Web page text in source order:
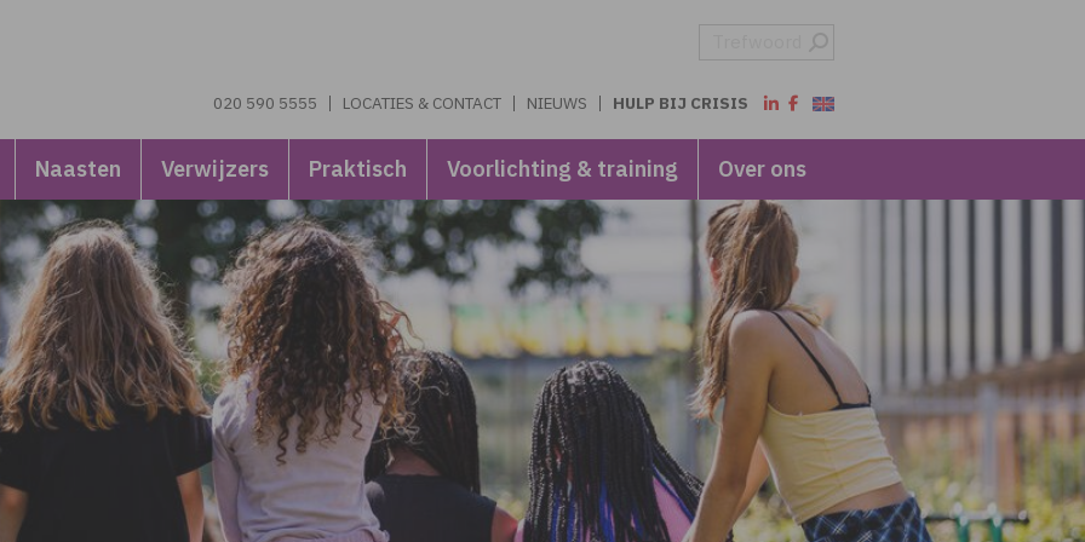
020 590 5555 LOCATIES & CONTACT NIEUWS HULP BIJ CRISIS
Naasten Verwijzers Praktisch Voorlichting & training Over ons